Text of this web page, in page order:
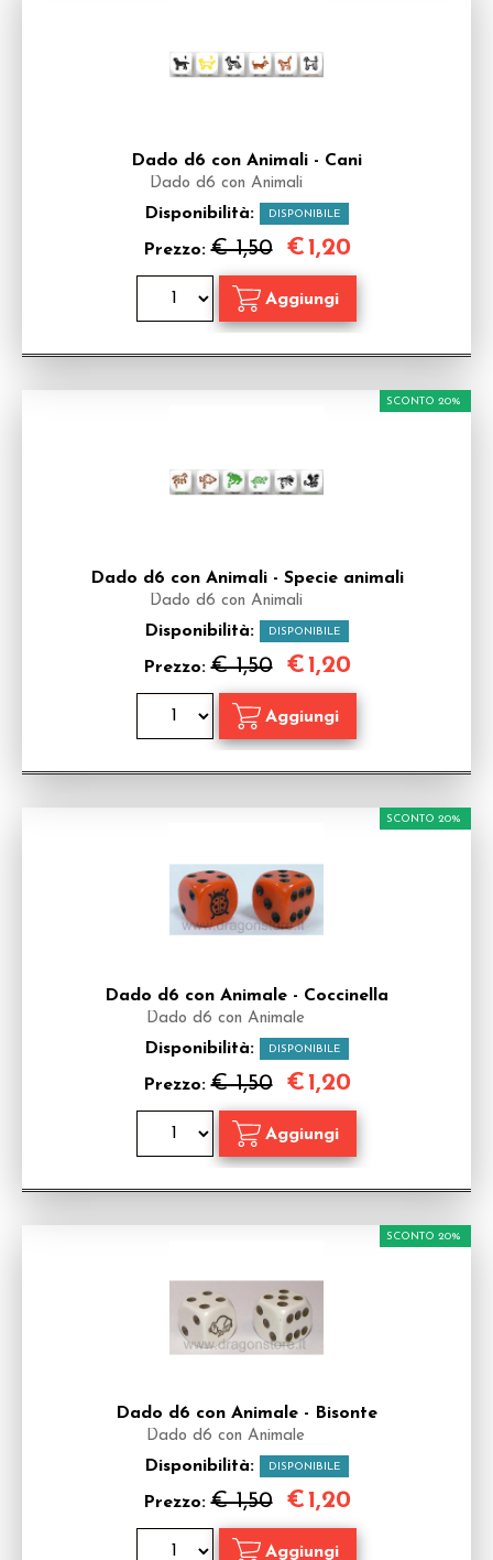
Dado d6 con Animali - Cani
Dado d6 con Animali
Disponibilità: DISPONIBILE
Prezzo:€ 1,50 €1,20
Dado d6 con Animali - Specie animali
Dado d6 con Animali
Disponibilità: DISPONIBILE
Prezzo:€ 1,50
SCONTO 20%
€1,20
Dado d6 con Animale - Coccinella
Dado d6 con Animale
Disponibilità: DISPONIBILE
Prezzo:€ 1,50
SCONTO 20%
€1,20
Dado d6 con Animale - Bisonte
Dado d6 con Animale
Disponibilità: DISPONIBILE
Prezzo:€ 1,50
SCONTO 20%
€1,20